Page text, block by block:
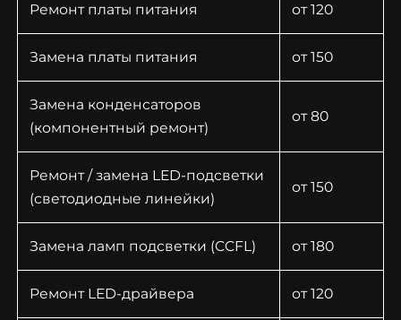
Ремонт платы питания от 120
Замена платы питания от 150
Замена конденсаторов
(компонентный ремонт)
от 80
Ремонт / замена LED-подсветки
(светодиодные линейки)
от 150
Замена ламп подсветки (CCFL) от 180
Ремонт LED-драйвера от 120